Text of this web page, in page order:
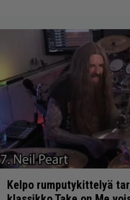
Kelpo rumputykittelyä